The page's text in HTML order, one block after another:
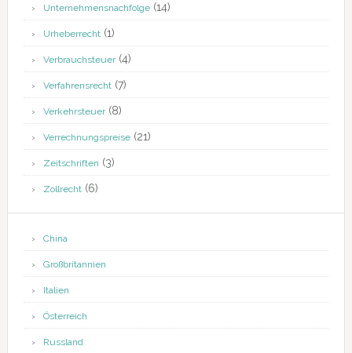
Unternehmensnachfolge(14)
Urheberrecht(1)
Verbrauchsteuer(4)
Verfahrensrecht(7)
Verkehrsteuer(8)
Verrechnungspreise(21)
Zeitschriften (3)
Zollrecht(6)
China
Großbritannien
Italien
Österreich
Russland